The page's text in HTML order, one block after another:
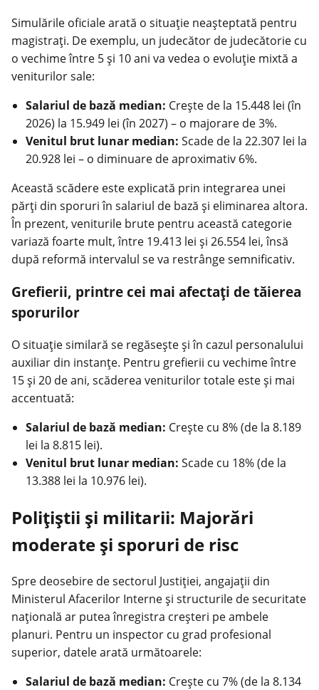
Simulările oficiale arată o situație neașteptată pentru
magistrați. De exemplu, un judecător de judecătorie cu
o vechime între 5 și 10 ani va vedea o evoluție mixtă a
veniturilor sale:
Salariul de bază median: Crește de la 15.448 lei (în
2026) la 15.949 lei (în 2027) – o majorare de 3%.
Venitul brut lunar median: Scade de la 22.307 lei la
20.928 lei – o diminuare de aproximativ 6%.
Această scădere este explicată prin integrarea unei
părți din sporuri în salariul de bază și eliminarea altora.
În prezent, veniturile brute pentru această categorie
variază foarte mult, între 19.413 lei și 26.554 lei, însă
după reformă intervalul se va restrânge semnificativ.
Grefierii, printre cei mai afectați de tăierea
sporurilor
O situație similară se regăsește și în cazul personalului
auxiliar din instanțe. Pentru grefierii cu vechime între
15 și 20 de ani, scăderea veniturilor totale este și mai
accentuată:
Salariul de bază median: Crește cu 8% (de la 8.189
lei la 8.815 lei).
Venitul brut lunar median: Scade cu 18% (de la
13.388 lei la 10.976 lei).
Polițiștii și militarii: Majorări
moderate și sporuri de risc
Spre deosebire de sectorul Justiției, angajații din
Ministerul Afacerilor Interne și structurile de securitate
națională ar putea înregistra creșteri pe ambele
planuri. Pentru un inspector cu grad profesional
superior, datele arată următoarele:
Salariul de bază median: Crește cu 7% (de la 8.134